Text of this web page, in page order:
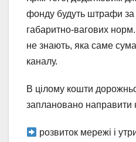
фонду будуть штрафи
габаритно-вагових
не знають, яка саме
каналу.
В цілому кошти
заплановано направити
розвиток мережі і